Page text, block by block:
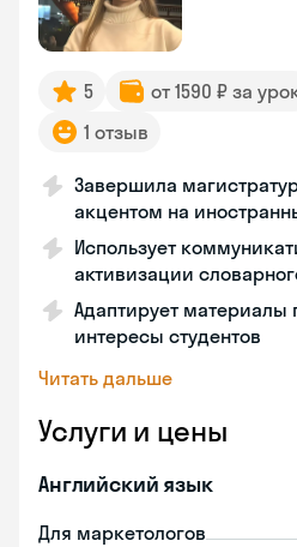
5 от 1590 ₽ за
1 отзыв
Завершила
акцентом на
Использует
активизации
Адаптирует материалы
интересы студентов
Читать дальше
Услуги и цены
Английский язык
Для маркетологов